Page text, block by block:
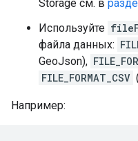
Storage см. в
Используйте
файла данных:
GeoJson),
FILE_FORMAT_CSV
Например: